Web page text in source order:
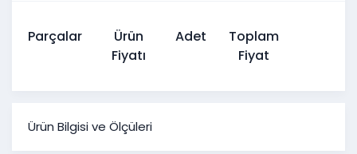
Parçalar
Ürün
Fiyatı
Adet
Toplam
Fiyat
Ürün Bilgisi ve Ölçüleri